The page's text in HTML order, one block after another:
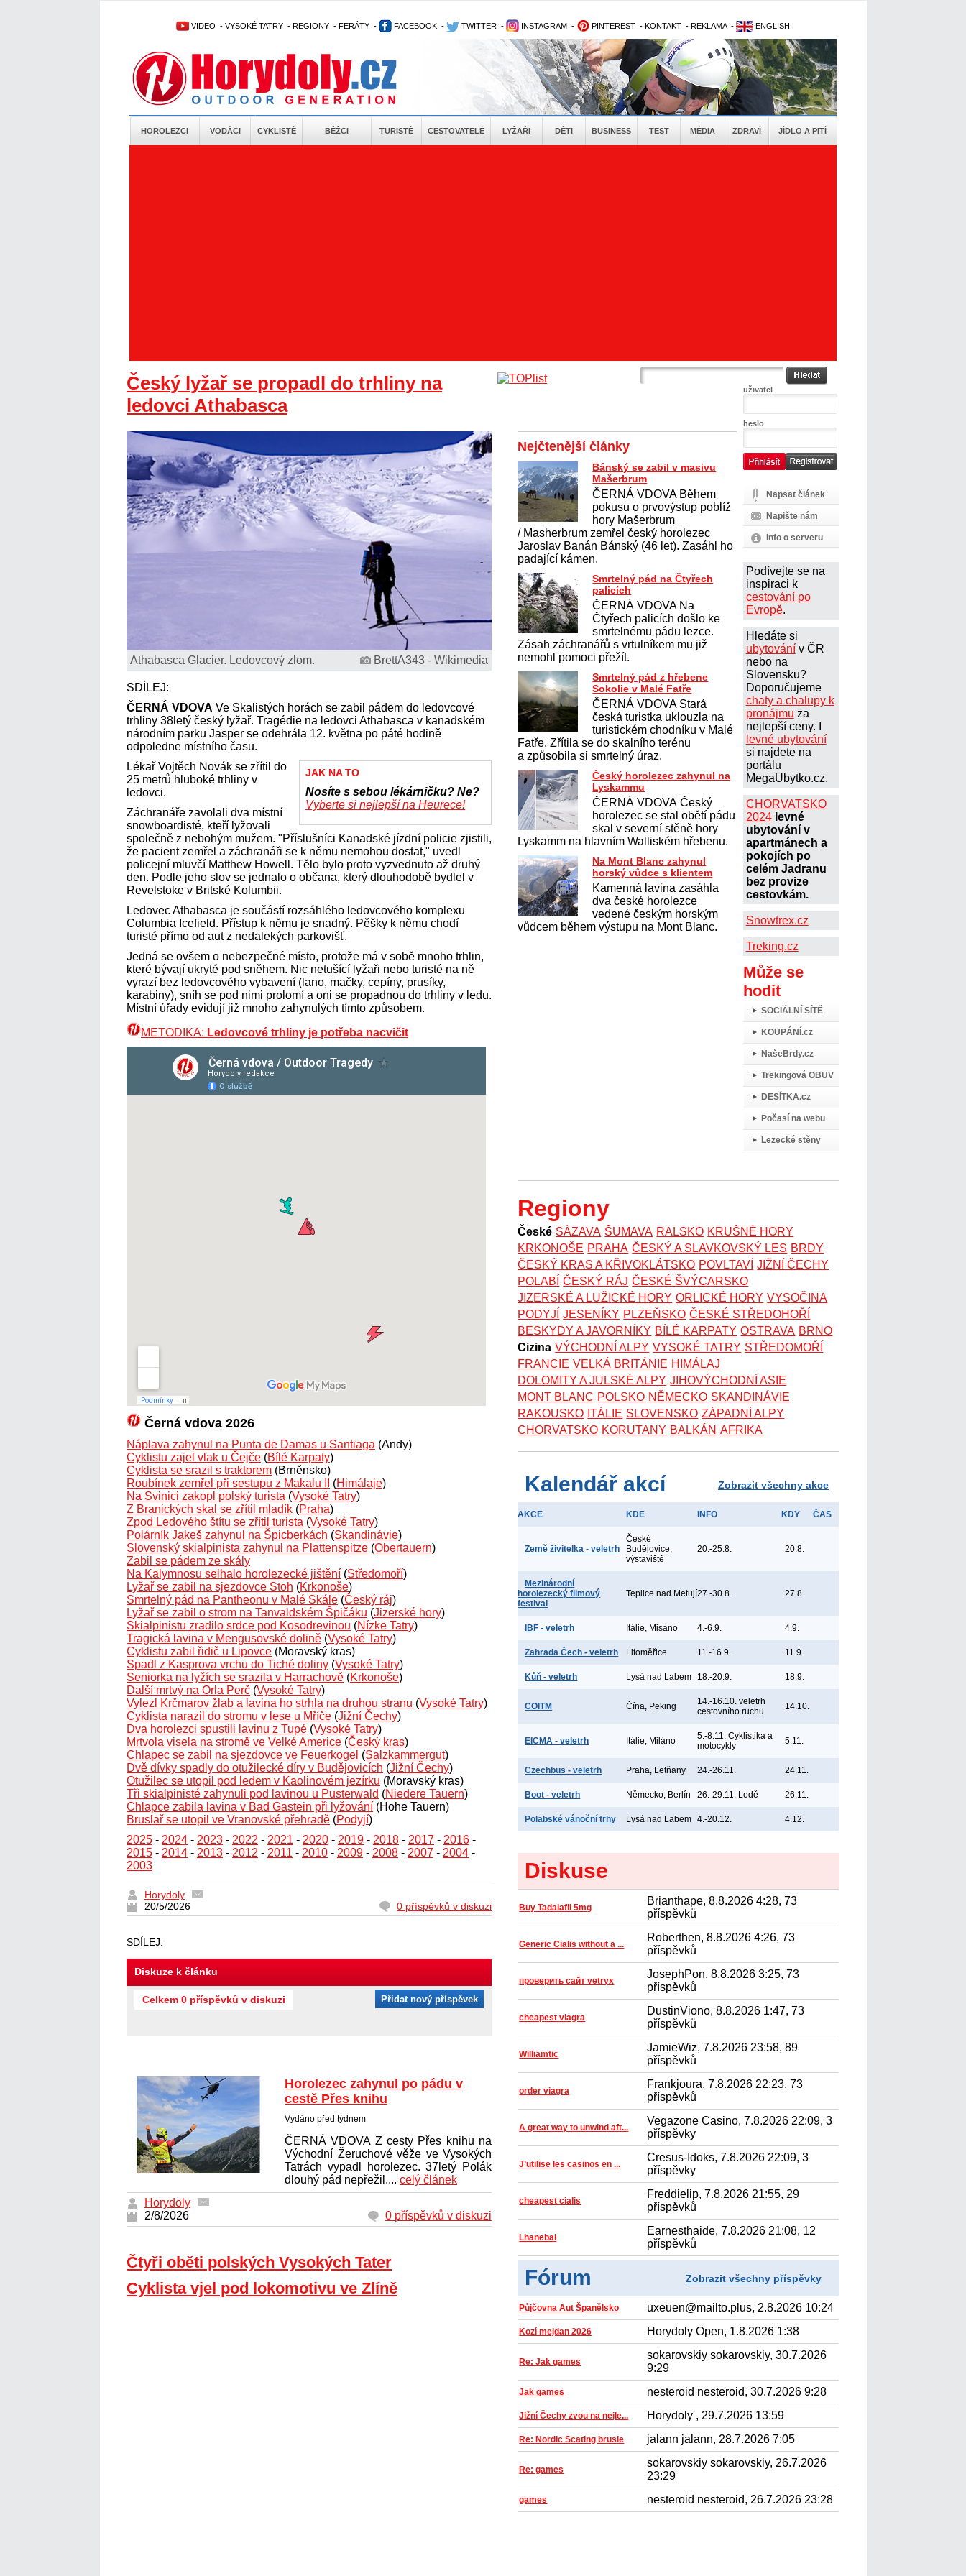
VIDEO - VYSOKÉ TATRY - REGIONY - FERÁTY - FACEBOOK - TWITTER - INSTAGRAM - PINTEREST - KONTAKT - REKLAMA - ENGLISH
HOROLEZCI VODÁCI CYKLISTÉ BĚŽCI TURISTÉ CESTOVATELÉ LYŽAŘI DĚTI BUSINESS TEST MÉDIA ZDRAVÍ JÍDLO A PITÍ
Český lyžař se propadl do trhliny na
ledovci Athabasca
Athabasca Glacier. Ledovcový zlom. BrettA343 - Wikimedia
SDÍLEJ:
ČERNÁ VDOVA Ve Skalistých horách se zabil pádem do ledovcové
trhliny 38letý český lyžař. Tragédie na ledovci Athabasca v kanadském
národním parku Jasper se odehrála 12. května po páté hodině
odpoledne místního času.
JAK NA TO
Nosíte s sebou lékárničku? Ne?
Vyberte si nejlepší na Heurece!
Lékař Vojtěch Novák se zřítil do
25 metrů hluboké trhliny v
ledovci.
Záchranáře zavolali dva místní
snowboardisté, kteří lyžovali
společně z nebohým mužem. "Příslušníci Kanadské jízdní policie zjistili,
že pacient zemřel a záchranáři se k němu nemohou dostat," uvedl
policejní mluvčí Matthew Howell. Tělo bylo proto vyzvednuto až druhý
den. Podle jeho slov se jednalo o občana, který dlouhodobě bydlel v
Revelstoke v Britské Kolumbii.
Ledovec Athabasca je součástí rozsáhlého ledovcového komplexu
Columbia Icefield. Přístup k němu je snadný. Pěšky k němu chodí
turisté přímo od aut z nedalekých parkovišť.
Jedná se ovšem o nebezpečné místo, protože má v sobě mnoho trhlin,
které bývají ukryté pod sněhem. Nic netušící lyžaři nebo turisté na ně
vyrazí bez ledovcového vybavení (lano, mačky, cepíny, prusíky,
karabiny), sníh se pod nimi prolomí a oni se propadnou do trhliny v ledu.
Místní úřady evidují již mnoho zahynulých tímto způsobem.
METODIKA: Ledovcové trhliny je potřeba nacvičit
Černá vdova 2026
Náplava zahynul na Punta de Damas u Santiaga (Andy)
Cyklistu zajel vlak u Čejče (Bílé Karpaty)
Cyklista se srazil s traktorem (Brněnsko)
Roubínek zemřel při sestupu z Makalu II
(Himálaje)
Na Svinici zakopl polský turista (Vysoké Tatry)
Z Branických skal se zřítil mladík (Praha)
Zpod Ledového štítu se zřítil turista (Vysoké Tatry)
Polárník Jakeš zahynul na Špicberkách (Skandinávie)
Slovenský skialpinista zahynul na Plattenspitze (Obertauern)
Zabil se pádem ze skály
Na Kalymnosu selhalo horolezecké jištění (Středomoří)
Lyžař se zabil na sjezdovce Stoh (Krkonoše)
Smrtelný pád na Pantheonu v Malé Skále (Český ráj)
Lyžař se zabil o strom na Tanvaldském Špičáku (Jizerské hory)
Skialpinistu zradilo srdce pod Kosodrevinou (Nízke Tatry)
Tragická lavina v Mengusovské dolině (Vysoké Tatry)
Cyklistu zabil řidič u Lipovce (Moravský kras)
Spadl z Kasprova vrchu do Tiché doliny (Vysoké Tatry)
Seniorka na lyžích se srazila v Harrachově (Krkonoše)
Další mrtvý na Orla Perč (Vysoké Tatry)
Vylezl Krčmarov žlab a lavina ho strhla na druhou stranu (Vysoké Tatry)
Cyklista narazil do stromu v lese u Mříče (Jižní Čechy)
Dva horolezci spustili lavinu z Tupé (Vysoké Tatry)
Mrtvola visela na stromě ve Velké Americe (Český kras)
Chlapec se zabil na sjezdovce ve Feuerkogel (Salzkammergut)
Dvě dívky spadly do otužilecké díry v Budějovicích (Jižní Čechy)
Otužilec se utopil pod ledem v Kaolinovém jezírku (Moravský kras)
Tři skialpinisté zahynuli pod lavinou u Pusterwald (Niedere Tauern)
Chlapce zabila lavina v Bad Gastein při lyžování (Hohe Tauern)
Bruslař se utopil ve Vranovské přehradě (Podyjí)
2025 - 2024 - 2023 - 2022 - 2021 - 2020 - 2019 - 2018 - 2017 - 2016 -
2015 - 2014 - 2013 - 2012 - 2011 - 2010 - 2009 - 2008 - 2007 - 2004 -
2003
Horydoly
20/5/2026
0 příspěvků v diskuzi
SDÍLEJ:
Diskuze k článku
Celkem 0 příspěvků v diskuzi Přidat nový příspěvek
Horolezec zahynul po pádu v
cestě Přes knihu
Vydáno před týdnem
ČERNÁ VDOVA Z cesty Přes knihu na
Východní Žeruchové věže ve Vysokých
Tatrách vypadl horolezec. 37letý Polák
dlouhý pád nepřežil.... celý článek
Horydoly
2/8/2026
0 příspěvků v diskuzi
Čtyři oběti polských Vysokých Tater
Cyklista vjel pod lokomotivu ve Zlíně
uživatel
heslo
Napsat článek
Napište nám
Info o serveru
Podívejte se na
inspiraci k
cestování po
Evropě.
Hledáte si
ubytovánív ČR
nebo na
Slovensku?
Doporučujeme
chaty a chalupy k
pronájmu za
nejlepší ceny. I
levné ubytování
si najdete na
portálu
MegaUbytko.cz.
CHORVATSKO
2024 levné
ubytování v
apartmánech a
pokojích po
celém Jadranu
bez provize
cestovkám.
Snowtrex.cz
Treking.cz
Může se
hodit
SOCIÁLNÍ SÍTĚ
KOUPÁNÍ.cz
NašeBrdy.cz
Trekingová OBUV
DESÍTKA.cz
Počasí na webu
Lezecké stěny
Nejčtenější články
Bánský se zabil v masivu
Mašerbrum
ČERNÁ VDOVA Během
pokusu o prvovýstup poblíž
hory Mašerbrum
/ Masherbrum zemřel český horolezec
Jaroslav Banán Bánský (46 let). Zasáhl ho
padající kámen.
Smrtelný pád na Čtyřech
palicích
ČERNÁ VDOVA Na
Čtyřech palicích došlo ke
smrtelnému pádu lezce.
Zásah záchranářů s vrtulníkem mu již
nemohl pomoci přežít.
Smrtelný pád z hřebene
Sokolie v Malé Fatře
ČERNÁ VDOVA Stará
česká turistka uklouzla na
turistickém chodníku v Malé
Fatře. Zřítila se do skalního terénu
a způsobila si smrtelný úraz.
Český horolezec zahynul na
Lyskammu
ČERNÁ VDOVA Český
horolezec se stal obětí pádu
skal v severní stěně hory
Lyskamm na hlavním Walliském hřebenu.
Na Mont Blanc zahynul
horský vůdce s klientem
Kamenná lavina zasáhla
dva české horolezce
vedené českým horským
vůdcem během výstupu na Mont Blanc.
Regiony
České SÁZAVA ŠUMAVA RALSKO KRUŠNÉ HORY
KRKONOŠE PRAHA ČESKÝ A SLAVKOVSKÝ LES BRDY
ČESKÝ KRAS A KŘIVOKLÁTSKO POVLTAVÍ JIŽNÍ ČECHY
POLABÍ
ČESKÝ RÁJ ČESKÉ ŠVÝCARSKO
JIZERSKÉ A LUŽICKÉ HORY ORLICKÉ HORY VYSOČINA
PODYJÍ
JESENÍKY PLZEŇSKO ČESKÉ STŘEDOHOŘÍ
BESKYDY A JAVORNÍKY BÍLÉ KARPATY OSTRAVA BRNO
Cizina VÝCHODNÍ ALPY VYSOKÉ TATRY STŘEDOMOŘÍ
FRANCIE VELKÁ BRITÁNIE HIMÁLAJ
DOLOMITY A JULSKÉ ALPY JIHOVÝCHODNÍ ASIE
MONT BLANC POLSKO NĚMECKO SKANDINÁVIE
RAKOUSKO ITÁLIE SLOVENSKO ZÁPADNÍ ALPY
CHORVATSKO KORUTANY BALKÁN AFRIKA
Kalendář akcí Zobrazit všechny akce
AKCE KDE INFO KDY ČAS
Země živitelka - veletrh
České
Budějovice,
výstaviště
20.-25.8. 20.8.
Mezinárodní
horolezecký filmový
festival
Teplice nad Metují27.-30.8. 27.8.
IBF - veletrh Itálie, Misano 4.-6.9. 4.9.
Zahrada Čech - veletrh Litoměřice 11.-16.9. 11.9.
Kůň - veletrh Lysá nad Labem 18.-20.9. 18.9.
COITM Čína, Peking
14.-16.10. veletrh
cestovního ruchu
14.10.
EICMA - veletrh Itálie, Miláno
5.-8.11. Cyklistika a
motocykly
5.11.
Czechbus - veletrh Praha, Letňany 24.-26.11. 24.11.
Boot - veletrh Německo, Berlín 26.-29.11. Lodě 26.11.
Polabské vánoční trhy Lysá nad Labem 4.-20.12. 4.12.
Diskuse
Buy Tadalafil 5mg
Brianthape, 8.8.2026 4:28, 73
příspěvků
Generic Cialis without a ...
Roberthen, 8.8.2026 4:26, 73
příspěvků
проверить сайт vetryx
JosephPon, 8.8.2026 3:25, 73
příspěvků
cheapest viagra
DustinViono, 8.8.2026 1:47, 73
příspěvků
Williamtic
JamieWiz, 7.8.2026 23:58, 89
příspěvků
order viagra
Frankjoura, 7.8.2026 22:23, 73
příspěvků
A great way to unwind aft...
Vegazone Casino, 7.8.2026 22:09, 3
příspěvky
J’utilise les casinos en ...
Cresus-Idoks, 7.8.2026 22:09, 3
příspěvky
cheapest cialis
Freddielip, 7.8.2026 21:55, 29
příspěvků
Lhanebal
Earnesthaide, 7.8.2026 21:08, 12
příspěvků
Fórum Zobrazit všechny příspěvky
Půjčovna Aut Španělsko uxeuen@mailto.plus, 2.8.2026 10:24
Kozí mejdan 2026 Horydoly Open, 1.8.2026 1:38
Re: Jak games
sokarovskiy sokarovskiy, 30.7.2026
9:29
Jak games nesteroid nesteroid, 30.7.2026 9:28
Jižní Čechy zvou na nejle... Horydoly , 29.7.2026 13:59
Re: Nordic Scating brusle jalann jalann, 28.7.2026 7:05
Re: games
sokarovskiy sokarovskiy, 26.7.2026
23:29
games nesteroid nesteroid, 26.7.2026 23:28